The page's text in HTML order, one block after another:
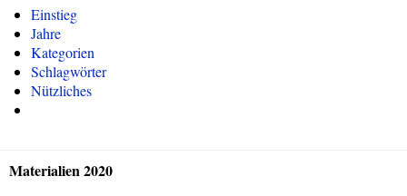
Einstieg
Jahre
Kategorien
Schlagwörter
Nützliches
Materialien 2020